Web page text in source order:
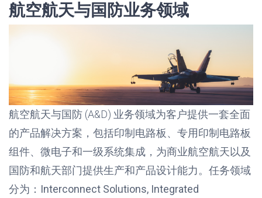
航空航天与国防业务领域
航空航天与国防 (A&D) 业务领域为客户提供一套全面
的产品解决方案，包括印制电路板、专用印制电路板
组件、微电子和一级系统集成，为商业航空航天以及
国防和航天部门提供生产和产品设计能力。任务领域
分为： Interconnect Solutions, Integrated